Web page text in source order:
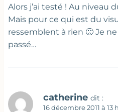
Alors j’ai testé ! Au niveau
Mais pour ce qui est du
ressemblent à rien 🙁 Je ne
passé…
catherine dit :
16 décembre 2011 à 13